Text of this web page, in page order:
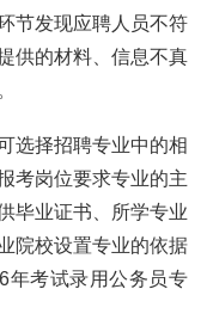
节发现应聘人员不符
供的材料、信息不真
选择招聘专业中的相
考岗位要求专业的主
毕业证书、所学专业
院校设置专业的依据
年考试录用公务员专